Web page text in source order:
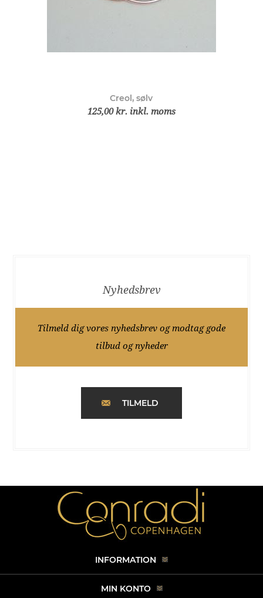
Creol, sølv
125,00 kr. inkl. moms
Nyhedsbrev
Tilmeld dig vores nyhedsbrev og modtag gode
tilbud og nyheder
TILMELD
INFORMATION
MIN KONTO